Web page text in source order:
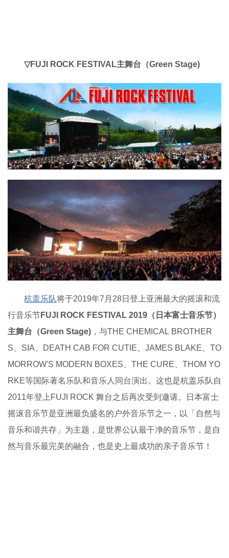
▽FUJI ROCK FESTIVAL主舞台（Green Stage)
杭盖乐队将于2019年7月28日登上亚洲最大的摇滚和流
行音乐节FUJI ROCK FESTIVAL 2019 （日本富士音乐节）
主舞台（Green Stage) ，与THE CHEMICAL BROTHER
S、SIA、DEATH CAB FOR CUTIE、JAMES BLAKE、TO
MORROW'S MODERN BOXES、THE CURE、THOM YO
RKE等国际著名乐队和音乐人同台演出。这也是杭盖乐队自
2011年登上FUJI ROCK 舞台之后再次受到邀请。日本富士
摇滚音乐节是亚洲最负盛名的户外音乐节之一，以「自然与
音乐和谐共存」为主题，是世界公认最干净的音乐节，是自
然与音乐最完美的融合，也是史上最成功的亲子音乐节！